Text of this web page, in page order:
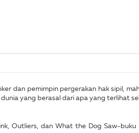
dan pemimpin pergerakan hak sipil,
yang berasal dari apa yang terlihat
Outliers, dan What the Dog Saw-buku